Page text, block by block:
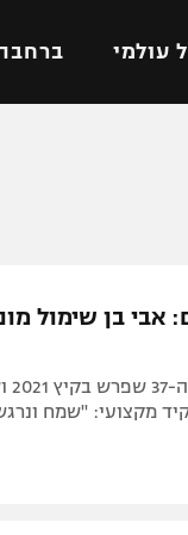
עולמי
ישראל
אבי בן שימול
מקצועי: "שמח